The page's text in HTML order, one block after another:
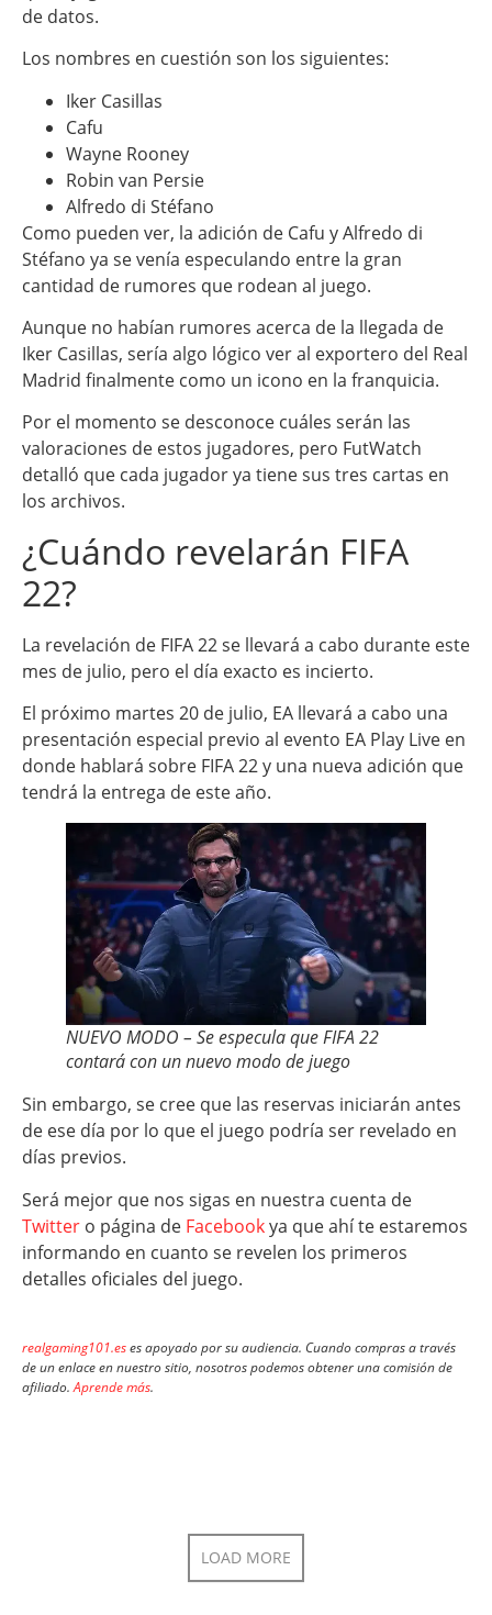
de datos.
Los nombres en cuestión son los siguientes:
Iker Casillas
Cafu
Wayne Rooney
Robin van Persie
Alfredo di Stéfano
Como pueden ver, la adición de Cafu y Alfredo di
Stéfano ya se venía especulando entre la gran
cantidad de rumores que rodean al juego.
Aunque no habían rumores acerca de la llegada de
Iker Casillas, sería algo lógico ver al exportero del Real
Madrid finalmente como un icono en la franquicia.
Por el momento se desconoce cuáles serán las
valoraciones de estos jugadores, pero FutWatch
detalló que cada jugador ya tiene sus tres cartas en
los archivos.
¿Cuándo revelarán FIFA
22?
La revelación de FIFA 22 se llevará a cabo durante este
mes de julio, pero el día exacto es incierto.
El próximo martes 20 de julio, EA llevará a cabo una
presentación especial previo al evento EA Play Live en
donde hablará sobre FIFA 22 y una nueva adición que
tendrá la entrega de este año.
NUEVO MODO – Se especula que FIFA 22
contará con un nuevo modo de juego
Sin embargo, se cree que las reservas iniciarán antes
de ese día por lo que el juego podría ser revelado en
días previos.
Será mejor que nos sigas en nuestra cuenta de
Twitter o página de Facebookya que ahí te estaremos
informando en cuanto se revelen los primeros
detalles oficiales del juego.
realgaming101.eses apoyado por su audiencia. Cuando compras a través
de un enlace en nuestro sitio, nosotros podemos obtener una comisión de
afiliado.Aprende más.
LOAD MORE